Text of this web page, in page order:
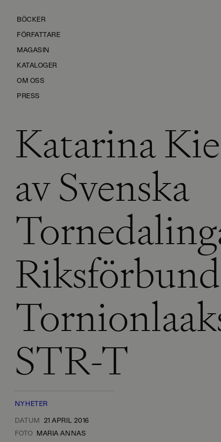
BÖCKER
FÖRFATTARE
MAGASIN
KATALOGER
OM OSS
PRESS
KONTAKTA OSS
HÅLLBARHET
Katarina
av Svenska
STR-T
NYHETER
DATUM
21 APRIL 2016
FOTO
MARIA ANNAS